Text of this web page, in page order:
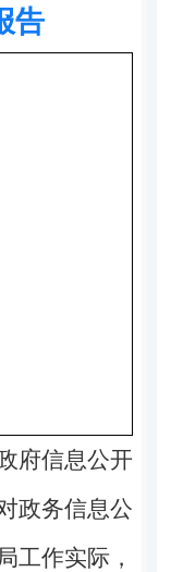
告
府信息公开
政务信息公
工作实际，